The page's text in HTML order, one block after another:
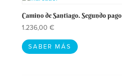
Camino de Santiago. Segundo pago
1.236,00 €
SABER MÁS